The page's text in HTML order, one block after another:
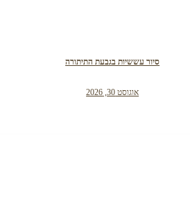
סיור עששיות בגבעת התיתורה
אוגוסט 30, 2026